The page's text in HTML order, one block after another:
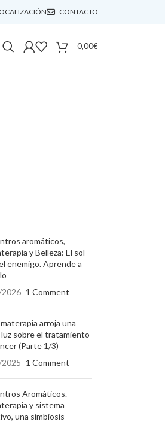
CONTACTO
0,00€
aromáticos,
y Belleza: El sol
enemigo. Aprende a
1 Comment
arroja una
sobre el tratamiento
(Parte 1/3)
1 Comment
Aromáticos.
y sistema
una simbiosis